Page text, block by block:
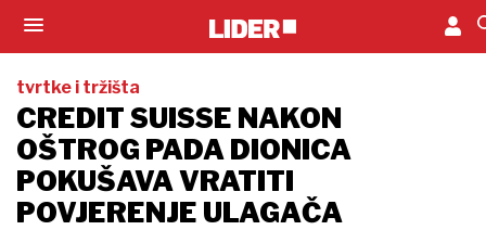
tvrtke i tržišta
CREDIT SUISSE NAKON
OŠTROG PADA DIONICA
POKUŠAVA VRATITI
POVJERENJE ULAGAČA